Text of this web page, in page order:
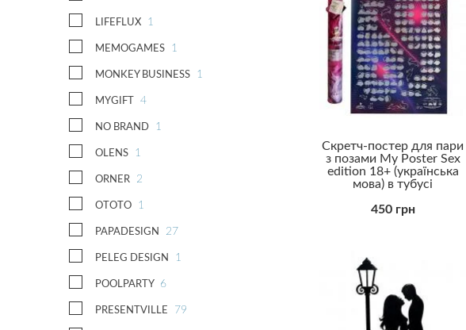
LIFEFLUX 1
MEMOGAMES 1
MONKEY BUSINESS 1
MYGIFT 4
NO BRAND 1
OLENS 1
ORNER 2
OTOTO 1
PAPADESIGN 27
PELEG DESIGN 1
POOLPARTY 6
PRESENTVILLE 79
Скретч-постер для пари
з позами My Poster Sex
edition 18+ (українська
мова) в тубусі
450 грн